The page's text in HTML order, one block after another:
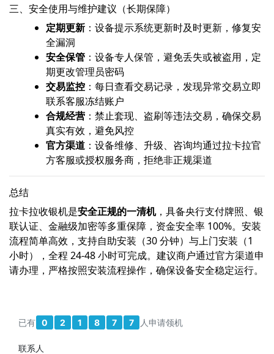
三、安全使用与维护建议（长期保障）
定期更新 ：设备提示系统更新时及时更新，修复安
全漏洞
安全保管 ：设备专人保管，避免丢失或被盗用，定
期更改管理员密码
交易监控 ：每日查看交易记录，发现异常交易立即
联系客服冻结账户
合规经营 ：禁止套现、盗刷等违法交易，确保交易
真实有效，避免风控
官方渠道 ：设备维修、升级、咨询均通过拉卡拉官
方客服或授权服务商，拒绝非正规渠道
总结
拉卡拉收银机是安全正规的一清机，具备央行支付牌照、银
联认证、金融级加密等多重保障，资金安全率 100%。安装
流程简单高效，支持自助安装（30 分钟）与上门安装（1
小时），全程 24-48 小时可完成。建议商户通过官方渠道申
请办理，严格按照安装流程操作，确保设备安全稳定运行。
已有 0 2 1 8 7 7 人申请领机
联系人